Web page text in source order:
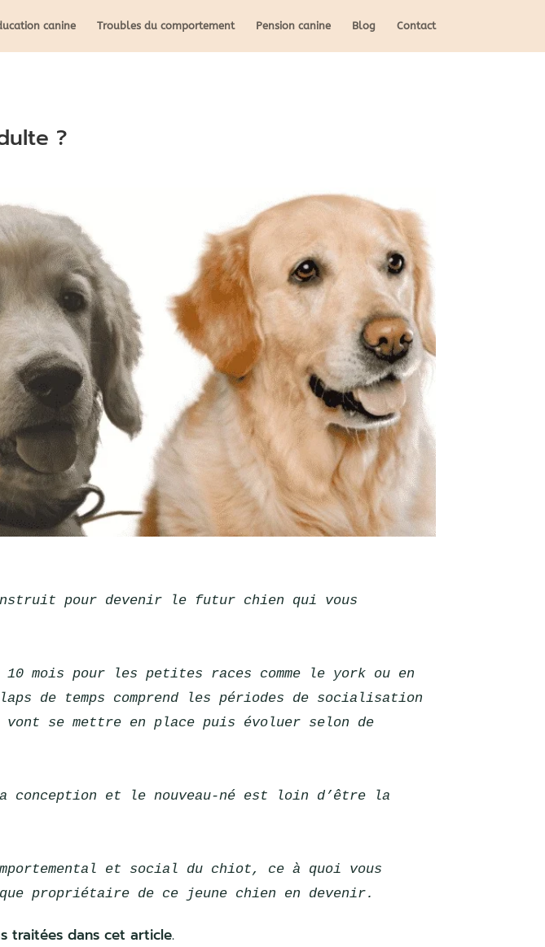
canine Troubles du comportement Pension canine Blog Contact
?
pour devenir le futur chien qui vous
mois pour les petites races comme le york ou en
de temps comprend les périodes de socialisation
vont se mettre en place puis évoluer selon de
conception et le nouveau-né est loin d’être la
et social du chiot, ce à quoi vous
propriétaire de ce jeune chien en devenir.
traitées dans cet article.